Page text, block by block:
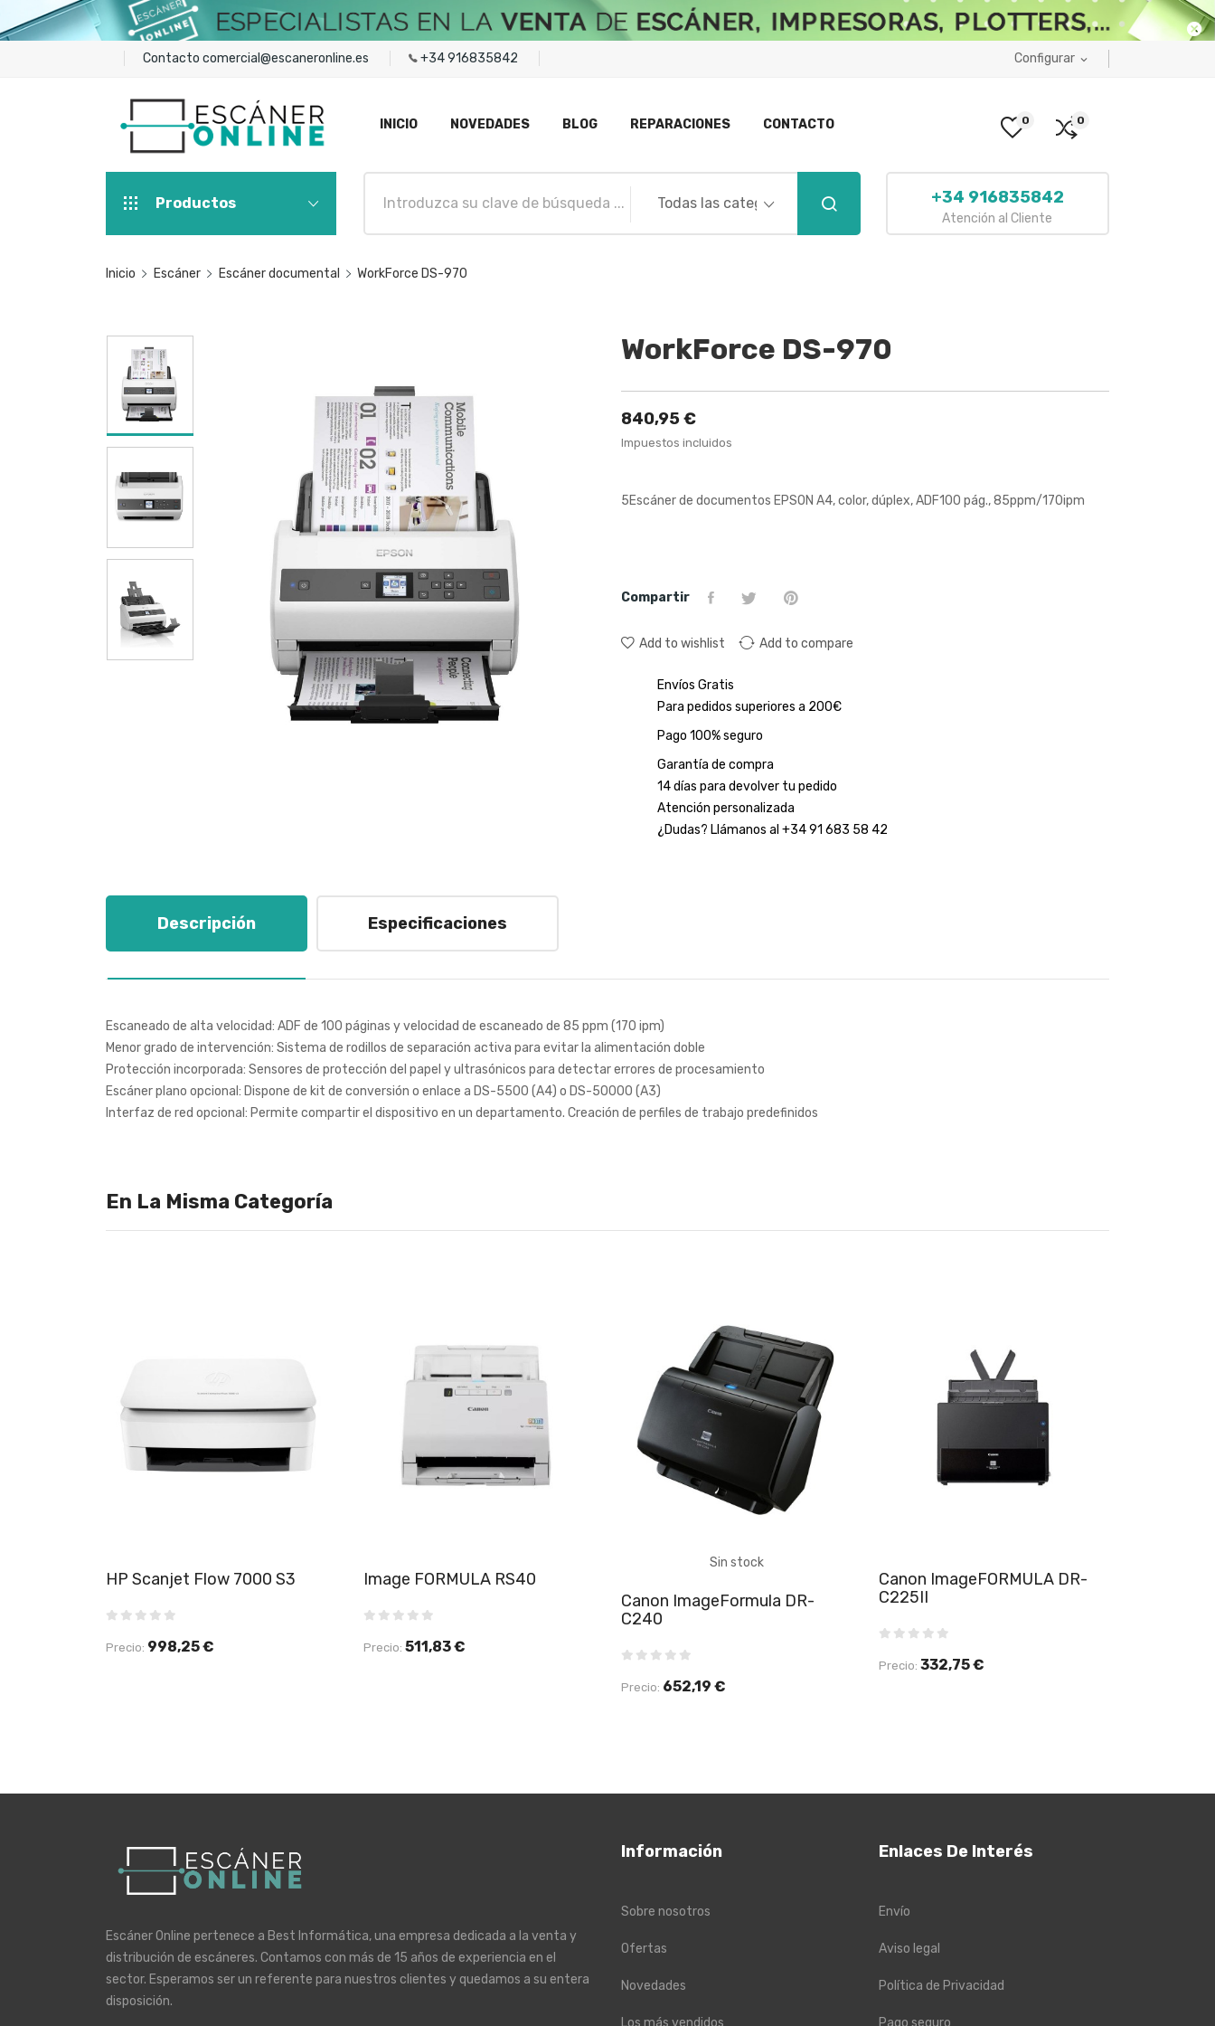
Configurar expand_more
Contacto comercial@escaneronline.es +34 916835842
INICIO NOVEDADES BLOG REPARACIONES CONTACTO 0
0
Productos +34 916835842
Atención al Cliente
Inicio Escáner Escáner documental WorkForce DS-970
WorkForce DS-970
840,95 €
Impuestos incluidos
5Escáner de documentos EPSON A4, color, dúplex, ADF100 pág., 85ppm/170ipm
Compartir
Add to wishlist Add to compare
Envíos Gratis
Para pedidos superiores a 200€
Pago 100% seguro
Garantía de compra
14 días para devolver tu pedido
Atención personalizada
¿Dudas? Llámanos al +34 91 683 58 42
Descripción Especificaciones
Escaneado de alta velocidad: ADF de 100 páginas y velocidad de escaneado de 85 ppm (170 ipm)
Menor grado de intervención: Sistema de rodillos de separación activa para evitar la alimentación doble
Protección incorporada: Sensores de protección del papel y ultrasónicos para detectar errores de procesamiento
Escáner plano opcional: Dispone de kit de conversión o enlace a DS-5500 (A4) o DS-50000 (A3)
Interfaz de red opcional: Permite compartir el dispositivo en un departamento. Creación de perfiles de trabajo predefinidos
En La Misma Categoría
HP Scanjet Flow 7000 S3
Precio: 998,25 €
Image FORMULA RS40
Precio: 511,83 €
Sin stock
Canon ImageFormula DR-
C240
Precio: 652,19 €
Canon ImageFORMULA DR-
C225II
Precio: 332,75 €
Escáner Online pertenece a Best Informática, una empresa dedicada a la venta y
distribución de escáneres. Contamos con más de 15 años de experiencia en el
sector. Esperamos ser un referente para nuestros clientes y quedamos a su entera
disposición.
Información
Sobre nosotros
Ofertas
Novedades
Los más vendidos
Enlaces De Interés
Envío
Aviso legal
Política de Privacidad
Pago seguro